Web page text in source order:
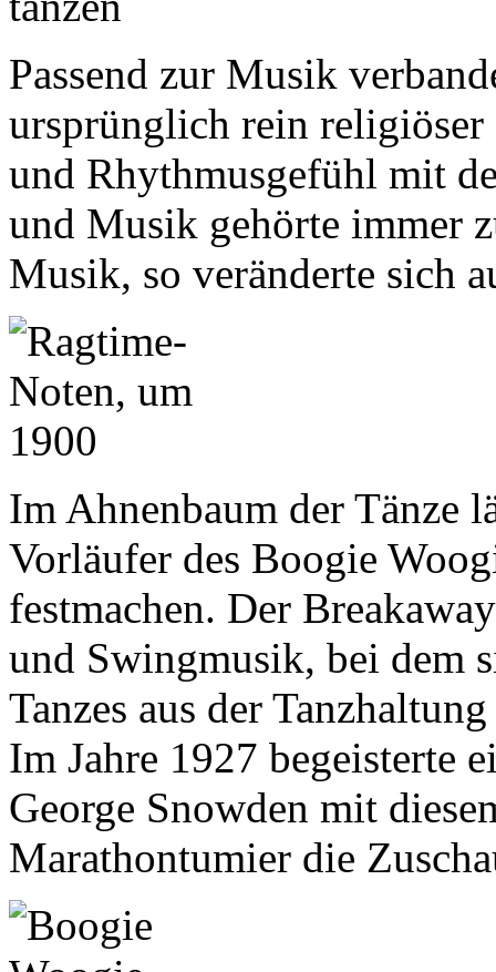
Passend zur Musik
ursprünglich rein
und Rhythmusgefühl mit
und Musik gehörte immer
Musik, so veränderte sich
Im Ahnenbaum der Tänze
Vorläufer des Boogie
festmachen. Der
und Swingmusik, bei dem
Tanzes aus der
Im Jahre 1927 begeisterte
George Snowden mit
Marathontumier die